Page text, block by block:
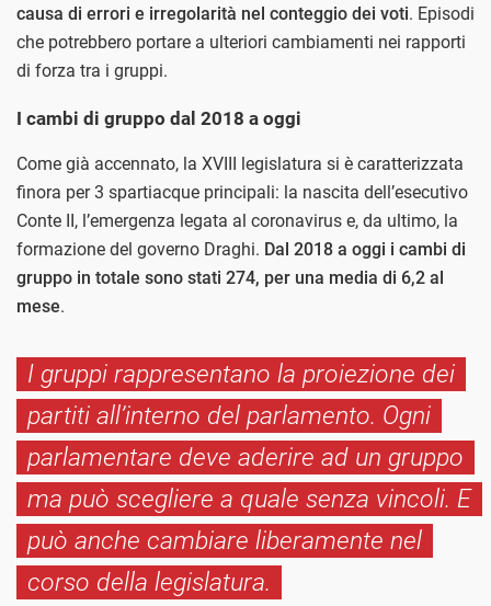
causa di errori e irregolarità nel conteggio dei voti. Episodi
che potrebbero portare a ulteriori cambiamenti nei rapporti
di forza tra i gruppi.
I cambi di gruppo dal 2018 a oggi
Come già accennato, la XVIII legislatura si è caratterizzata
finora per 3 spartiacque principali: la nascita dell’esecutivo
Conte II, l’emergenza legata al coronavirus e, da ultimo, la
formazione del governo Draghi. Dal 2018 a oggi i cambi di
gruppo in totale sono stati 274, per una media di 6,2 al
mese.
I gruppi rappresentano la proiezione dei
partiti all’interno del parlamento. Ogni
parlamentare deve aderire ad un gruppo
ma può scegliere a quale senza vincoli. E
può anche cambiare liberamente nel
corso della legislatura.